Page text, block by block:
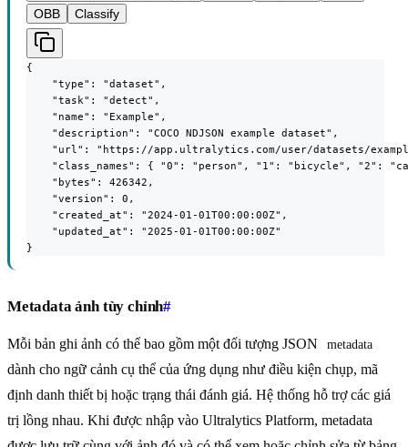
OBB
Classify
{
    "type": "dataset",
    "task": "detect",
    "name": "Example",
    "description": "COCO NDJSON example dataset",
"url": "https://app.ultralytics.com/user/datasets/
"class_names": { "0": "person", "1": "bicycle", "2":
    "bytes": 426342,
    "version": 0,
    "created_at": "2024-01-01T00:00:00Z",
    "updated_at": "2025-01-01T00:00:00Z"
}
Metadata ảnh tùy chỉnh#
Mỗi bản ghi ảnh có thể bao gồm một đối tượng JSON metadata
dành cho ngữ cảnh cụ thể của ứng dụng như điều kiện chụp, mã
định danh thiết bị hoặc trạng thái đánh giá. Hệ thống hỗ trợ các giá
trị lồng nhau. Khi được nhập vào Ultralytics Platform, metadata